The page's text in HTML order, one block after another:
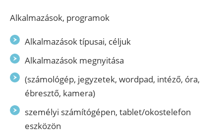
Alkalmazások, programok
Alkalmazások típusai, céljuk
Alkalmazások megnyitása
(számológép, jegyzetek, wordpad, intéző, óra,
ébresztő, kamera)
személyi számítógépen, tablet/okostelefon
eszközön